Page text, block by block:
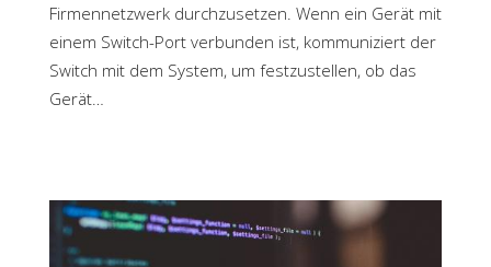
Firmennetzwerk durchzusetzen. Wenn ein Gerät mit
einem Switch-Port verbunden ist, kommuniziert der
Switch mit dem System, um festzustellen, ob das
Gerät…